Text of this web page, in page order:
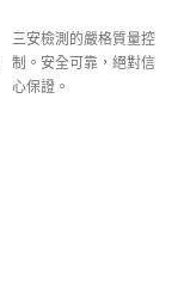
三安檢測的嚴格質量控
制。安全可靠，絕對信
心保證。